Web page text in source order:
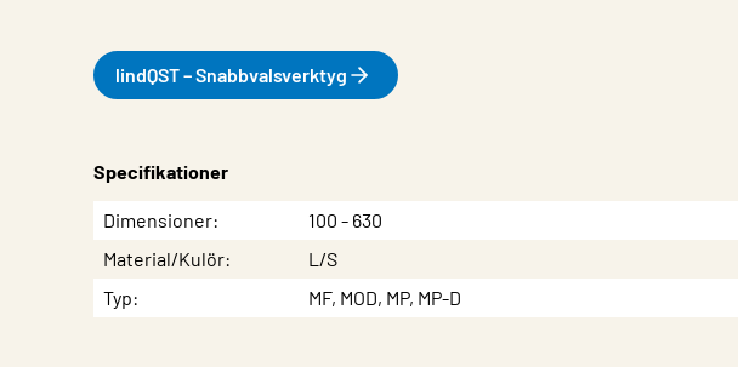
lindQST – Snabbvalsverktyg
Specifikationer
EgenskapVärde
Dimensioner
100 - 630
Material/Kulör
L/S
Typ
MF, MOD, MP, MP-D